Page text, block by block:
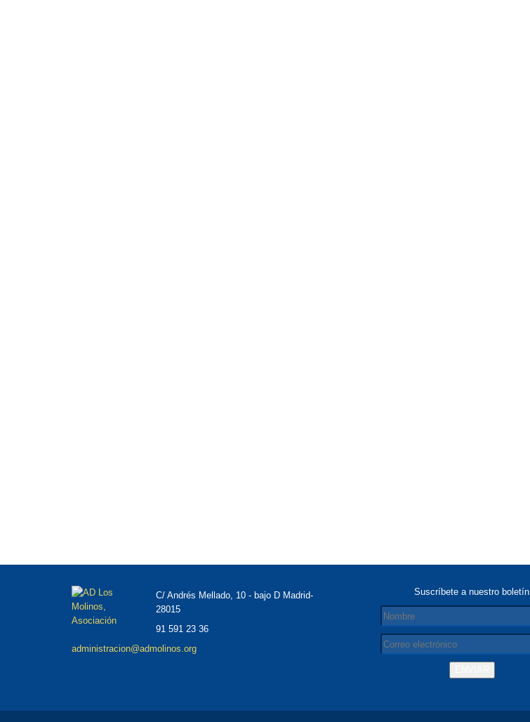
C/ Andrés Mellado, 10 - bajo D Madrid-
28015
91 591 23 36
administracion@admolinos.org
Suscríbete a nuestro boletín